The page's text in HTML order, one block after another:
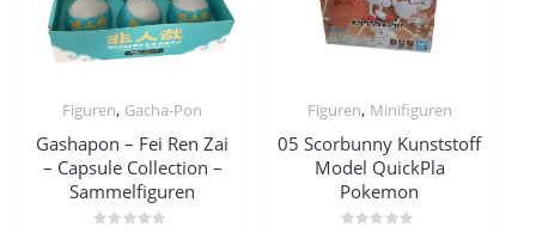
Figuren, Gacha-Pon
Gashapon – Fei Ren Zai
– Capsule Collection –
Sammelfiguren
Figuren, Minifiguren
05 Scorbunny Kunststoff
Model QuickPla
Pokemon